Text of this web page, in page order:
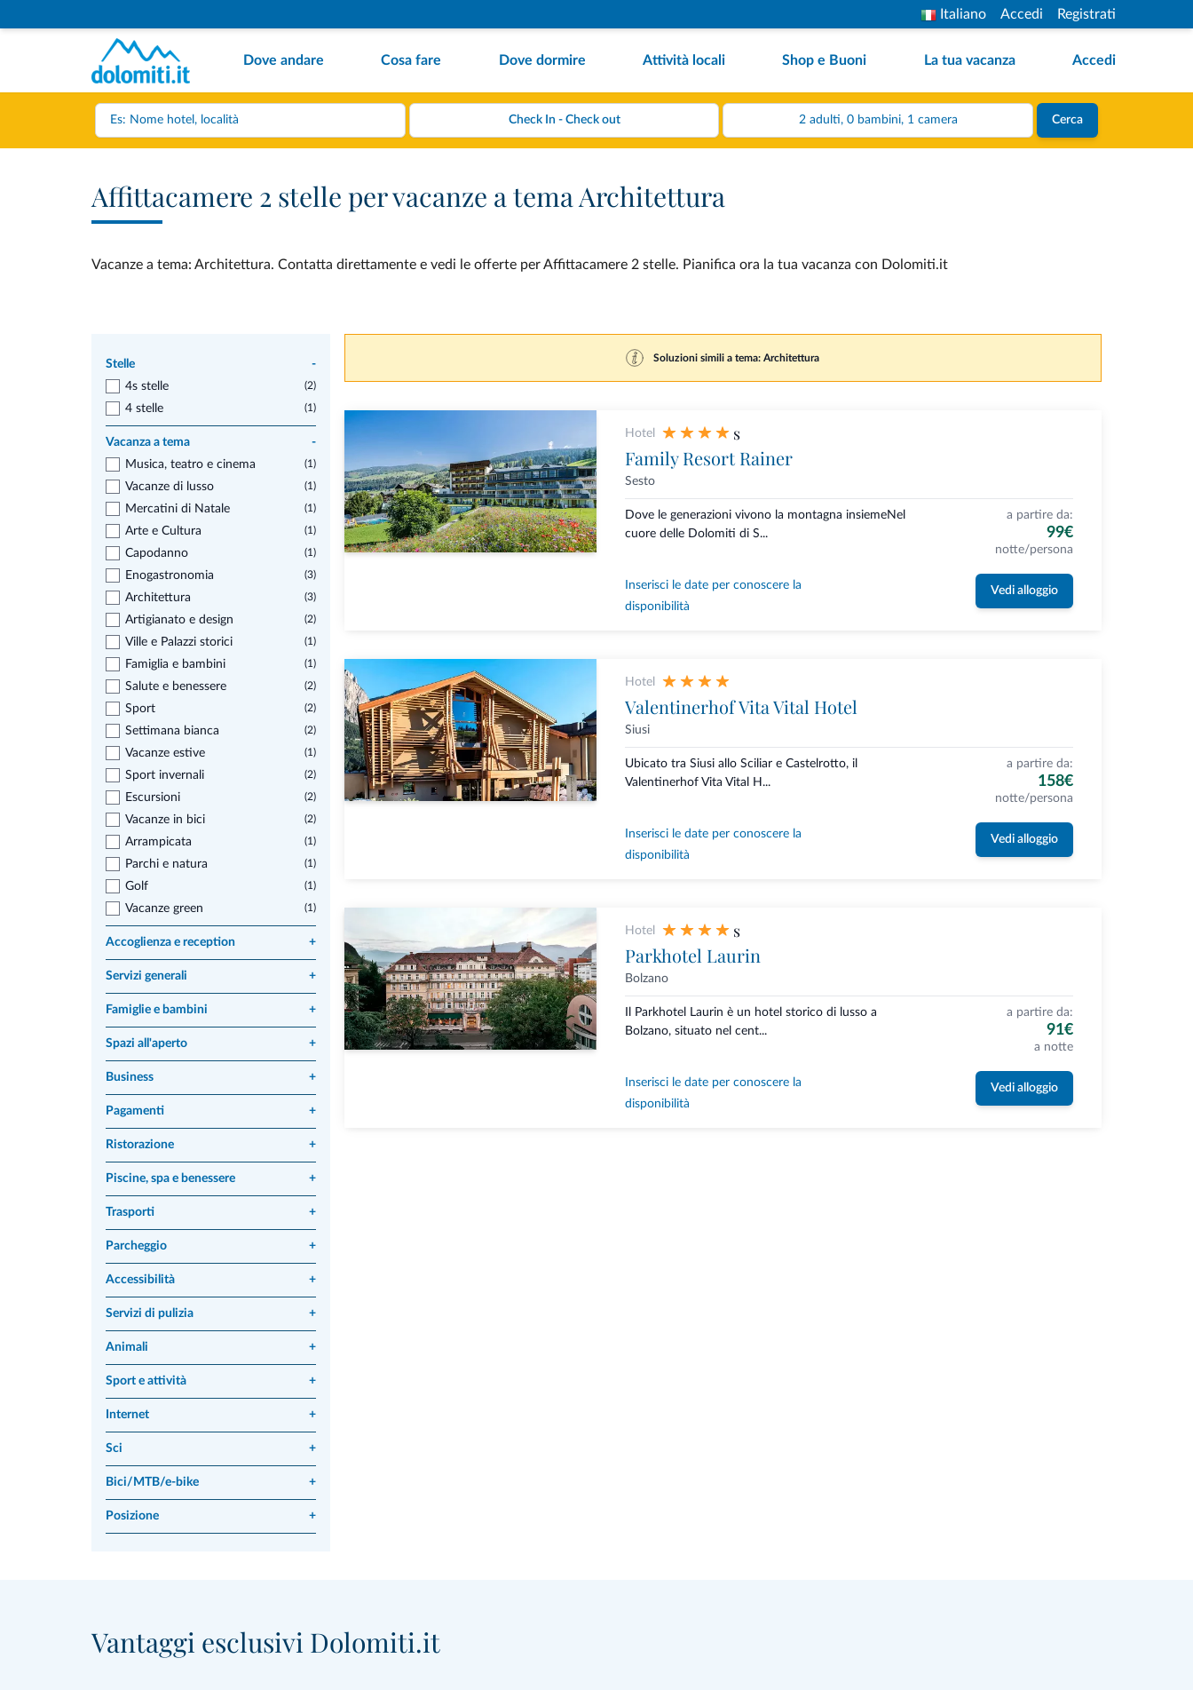
Italiano Accedi Registrati
Dove andare Cosa fare Dove dormire Attività locali Shop e Buoni La tua vacanza Accedi
2 adulti, 0 bambini, 1 camera Cerca
Affittacamere 2 stelle per vacanze a tema Architettura
Vacanze a tema: Architettura. Contatta direttamente e vedi le offerte per Affittacamere 2 stelle. Pianifica ora la tua vacanza con Dolomiti.it
Stelle
-
4s stelle
(2)
4 stelle (1)
Vacanza a tema
-
Musica, teatro e cinema
(1)
Vacanze di lusso (1)
Mercatini di Natale (1)
Arte e Cultura (1)
Capodanno (1)
Enogastronomia (3)
Architettura (3)
Artigianato e design (2)
Ville e Palazzi storici (1)
Famiglia e bambini (1)
Salute e benessere (2)
Sport (2)
Settimana bianca (2)
Vacanze estive (1)
Sport invernali (2)
Escursioni (2)
Vacanze in bici (2)
Arrampicata (1)
Parchi e natura (1)
Golf (1)
Vacanze green (1)
Accoglienza e reception +
Servizi generali +
Famiglie e bambini +
Spazi all'aperto +
Business +
Pagamenti +
Ristorazione +
Piscine, spa e benessere +
Trasporti +
Parcheggio +
Accessibilità +
Servizi di pulizia +
Animali +
Sport e attività +
Internet +
Sci +
Bici/MTB/e-bike +
Posizione +
Soluzioni simili a tema: Architettura
Hotel s
Family Resort Rainer
Sesto
Dove le generazioni vivono la montagna insiemeNel
cuore delle Dolomiti di S...
a partire da:
99€
notte/persona
Inserisci le date per conoscere la
disponibilità
Vedi alloggio
Hotel
Valentinerhof Vita Vital Hotel
Siusi
Ubicato tra Siusi allo Sciliar e Castelrotto, il
Valentinerhof Vita Vital H...
a partire da:
158€
notte/persona
Inserisci le date per conoscere la
disponibilità
Vedi alloggio
Hotel s
Parkhotel Laurin
Bolzano
Il Parkhotel Laurin è un hotel storico di lusso a
Bolzano, situato nel cent...
a partire da:
91€
a notte
Inserisci le date per conoscere la
disponibilità
Vedi alloggio
Vantaggi esclusivi Dolomiti.it